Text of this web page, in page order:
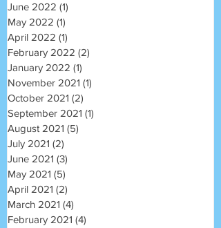
June 2022 (1)
May 2022 (1)
April 2022 (1)
February 2022 (2)
January 2022 (1)
November 2021 (1)
October 2021 (2)
September 2021 (1)
August 2021 (5)
July 2021 (2)
June 2021 (3)
May 2021 (5)
April 2021 (2)
March 2021 (4)
February 2021 (4)